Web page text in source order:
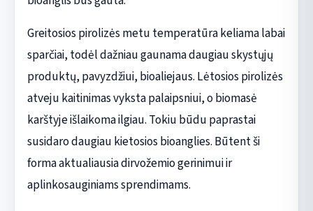
Greitosios pirolizės metu temperatūra keliama labai
sparčiai, todėl dažniau gaunama daugiau skystųjų
produktų, pavyzdžiui, bioaliejaus. Lėtosios pirolizės
atveju kaitinimas vyksta palaipsniui, o biomasė
karštyje išlaikoma ilgiau. Tokiu būdu paprastai
susidaro daugiau kietosios bioanglies. Būtent ši
forma aktualiausia dirvožemio gerinimui ir
aplinkosauginiams sprendimams.